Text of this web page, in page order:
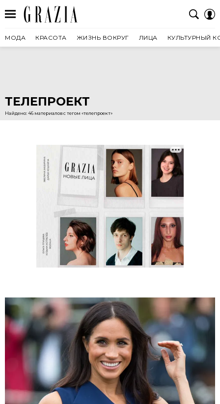
МОДА КРАСОТА ЖИЗНЬ ВОКРУГ ЛИЦА КУЛЬТУРНЫЙ
ТЕЛЕПРОЕКТ
Найдено: 46 материалов с тегом «телепроект»